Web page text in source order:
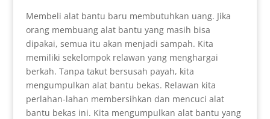
Membeli alat bantu baru membutuhkan uang. Jika
orang membuang alat bantu yang masih bisa
dipakai, semua itu akan menjadi sampah. Kita
memiliki sekelompok relawan yang menghargai
berkah. Tanpa takut bersusah payah, kita
mengumpulkan alat bantu bekas. Relawan kita
perlahan-lahan membersihkan dan mencuci alat
bantu bekas ini. Kita mengumpulkan alat bantu yang